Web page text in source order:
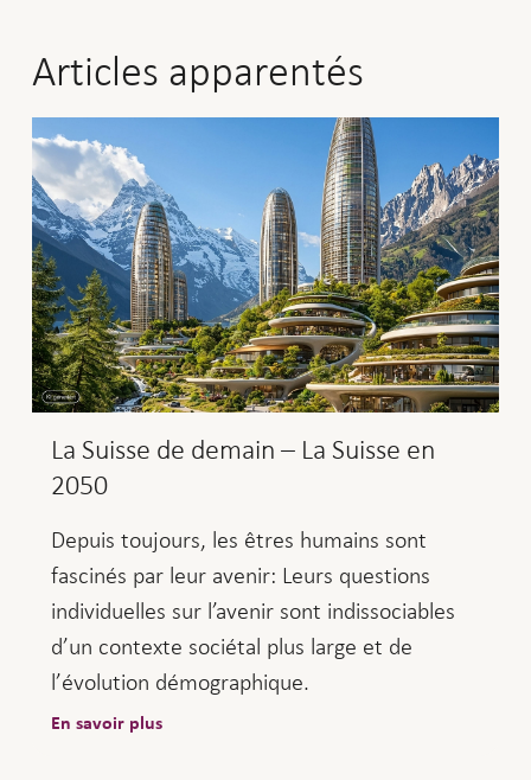
Articles apparentés
La Suisse de demain – La Suisse en
2050
Depuis toujours, les êtres humains sont
fascinés par leur avenir: Leurs questions
individuelles sur l’avenir sont indissociables
d’un contexte sociétal plus large et de
l’évolution démographique.
En savoir plus